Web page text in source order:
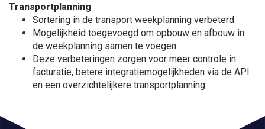
Transportplanning
Sortering in de transport weekplanning verbeterd
Mogelijkheid toegevoegd om opbouw en afbouw in
de weekplanning samen te voegen
Deze verbeteringen zorgen voor meer controle in
facturatie, betere integratiemogelijkheden via de API
en een overzichtelijkere transportplanning.